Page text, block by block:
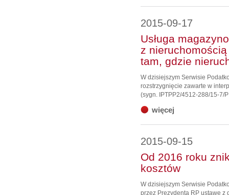
2015-09-17
Usługa
z
tam, gdzie
W dzisiejszym Serwisie
rozstrzygnięcie zawarte w
(sygn. IPTPP2/4512-288/15-7/
więcej
2015-09-15
Od 2016 roku
kosztów
W dzisiejszym Serwisie
przez Prezydenta RP ustawę z